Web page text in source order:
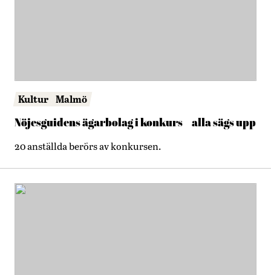
Kultur Malmö
Nöjesguidens ägarbolag i konkurs – alla sägs upp
20 anställda berörs av konkursen.